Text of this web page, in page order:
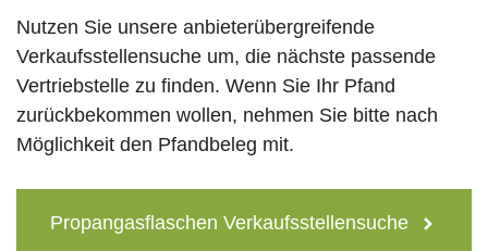
Nutzen Sie unsere anbieterübergreifende
Verkaufsstellensuche um, die nächste passende
Vertriebstelle zu finden. Wenn Sie Ihr Pfand
zurückbekommen wollen, nehmen Sie bitte nach
Möglichkeit den Pfandbeleg mit.
Propangasflaschen Verkaufsstellensuche